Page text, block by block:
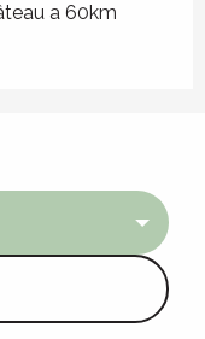
a 60km